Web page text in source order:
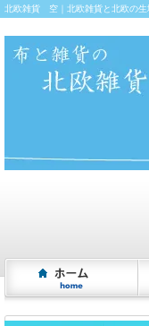
北欧雑貨 空｜北欧雑貨と北欧の生